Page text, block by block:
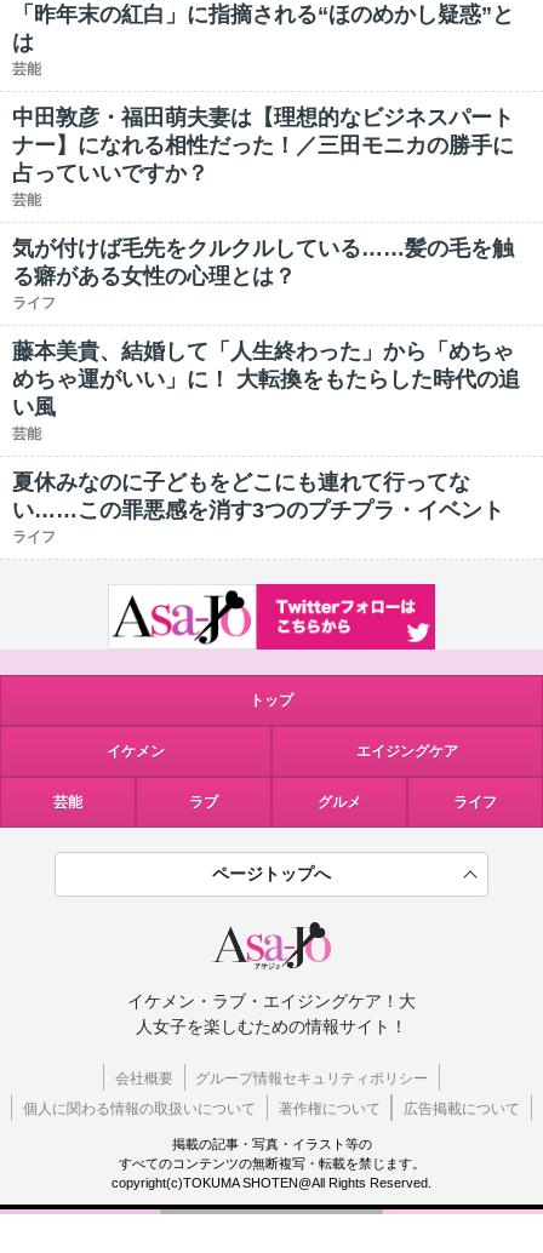
「昨年末の紅白」に指摘される“ほのめかし疑惑”と
は
芸能
中田敦彦・福田萌夫妻は【理想的なビジネスパート
ナー】になれる相性だった！／三田モニカの勝手に
占っていいですか？
芸能
気が付けば毛先をクルクルしている……髪の毛を触
る癖がある女性の心理とは？
ライフ
藤本美貴、結婚して「人生終わった」から「めちゃ
めちゃ運がいい」に！ 大転換をもたらした時代の追
い風
芸能
夏休みなのに子どもをどこにも連れて行ってな
い……この罪悪感を消す3つのプチプラ・イベント
ライフ
トップ
イケメン エイジングケア
芸能 ラブ グルメ ライフ
ページトップへ
イケメン・ラブ・エイジングケア！大
人女子を楽しむための情報サイト！
会社概要
グループ情報セキュリティポリシー
個人に関わる情報の取扱いについて
著作権について 広告掲載について
掲載の記事・写真・イラスト等の
すべてのコンテンツの無断複写・転載を禁じます。
copyright(c)TOKUMA SHOTEN@All Rights Reserved.